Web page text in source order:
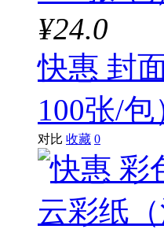
¥24.0
快惠 封
100张/
对比 收藏 0